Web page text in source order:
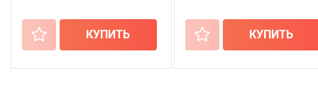
+ КУПИТЬ + КУПИТЬ